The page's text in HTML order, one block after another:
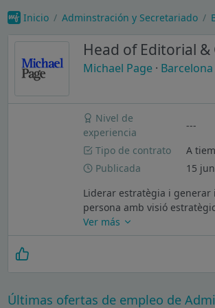
Inicio Adminstración y Secretariado
Head of Editorial
Michael Page · Barcelona
Nivel de
experiencia
---
Tipo de contrato
A
Publicada
15
Liderar estratègia i generar
persona amb visió
Ver más
Últimas ofertas de empleo de